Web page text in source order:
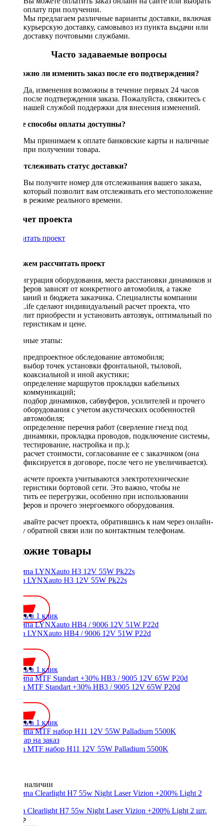
оплату при получении.
Мы предлагаем различные варианты доставки, включая
курьерскую доставку, самовывоз из пункта выдачи или
доставку почтовыми службами.
Часто задаваемые вопросы
Возможно ли изменить заказ после его подтверждения?
Да, изменения возможны в течение первых 24 часов
после подтверждения заказа. Пожалуйста, свяжитесь с
нашей службой поддержки для внесения изменений.
Какие способы оплаты доступны?
Мы принимаем к оплате банковские карты и наличные
при получении товара.
Как отслеживать статус доставки?
Вы получите номер для отслеживания вашего заказа,
который позволит вам отслеживать его местоположение
в режиме реального времени.
Рассчет проекта
Рассчитать проект
Поможем рассчитать проект
Конфигурация оборудования, места расстановки динамиков и
сабвуферов зависят от конкретного автомобиля, а также
пожеланий и бюджета заказчика. Специалисты компании
DriveLife сделают индивидуальный расчет проекта, что
позволит приобрести и установить автозвук, оптимальный по
характеристикам и цене.
Основные этапы:
предпроектное обследование автомобиля;
выбор точек установки фронтальной, тыловой,
коаксиальной и иной акустики;
определение маршрутов прокладки кабельных
коммуникаций;
подбор динамиков, сабвуферов, усилителей и прочего
оборудования с учетом акустических особенностей
автомобиля;
определение перечня работ (сверление гнезд под
динамики, прокладка проводов, подключение системы,
тестирование, настройка и пр.);
расчет стоимости, согласование ее с заказчиком (она
фиксируется в договоре, после чего не увеличивается).
При расчете проекта учитываются электротехнические
характеристики бортовой сети. Это важно, чтобы не
допустить ее перегрузки, особенно при использовании
сабвуферов и прочего энергоемкого оборудования.
Заказывайте расчет проекта, обратившись к нам через онлайн-
форму обратной связи или по контактным телефонам.
Похожие товары
Лампа LYNXauto H3 12V 55W Pk22s
Купить в 1 клик
Лампа LYNXauto HB4 / 9006 12V 51W P22d
Купить в 1 клик
Лампа MTF Standart +30% HB3 / 9005 12V 65W P20d
Купить в 1 клик
Лампа MTF набор H11 12V 55W Palladium 5500K
Нет в наличии
Лампа Clearlight H7 55w Night Laser Vizion +200% Light 2 шт.
1500 ₽